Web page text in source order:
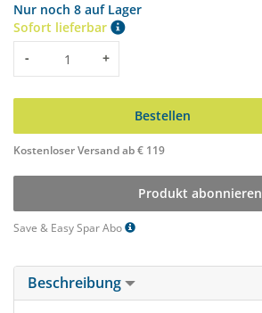
Nur noch 8 auf Lager
Sofort lieferbar
Menge
- +
Bestellen
Kostenloser Versand ab € 119
Produkt abonnieren
Save & Easy Spar Abo
Beschreibung